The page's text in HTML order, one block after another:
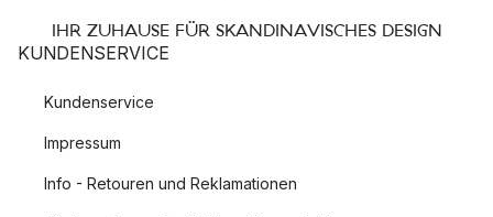
IHR ZUHAUSE FÜR SKANDINAVISCHES DESIGN
KUNDENSERVICE
Kundenservice
Impressum
Info - Retouren und Reklamationen